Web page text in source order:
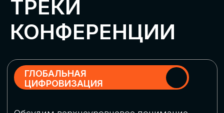
ЦИФРОВИЗАЦИЯ
МАРКЕТИНГА И ПРОДАЖ
Обменяемся опытом, какие ИИ-решения
в маркетинге и продажах наиболее
рекламными кампаниями показывают
наибольшую эффективность
РОБОТИЗАЦИЯ